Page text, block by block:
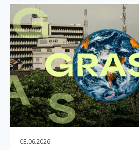
03.06.2026
OpEn x GRASP - Globale